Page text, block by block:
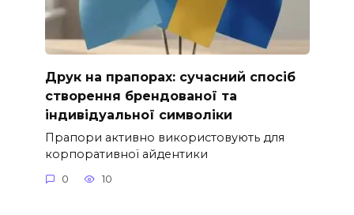
Друк на прапорах: сучасний спосіб
створення брендованої та
індивідуальної символіки
Прапори активно використовують для
корпоративної айдентики
0 10